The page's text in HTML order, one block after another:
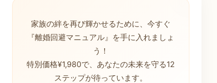
家族の絆を再び輝かせるために、今すぐ
『離婚回避マニュアル』を手に入れましょ
う！
特別価格¥1,980で、あなたの未来を守る12
ステップが待っています。